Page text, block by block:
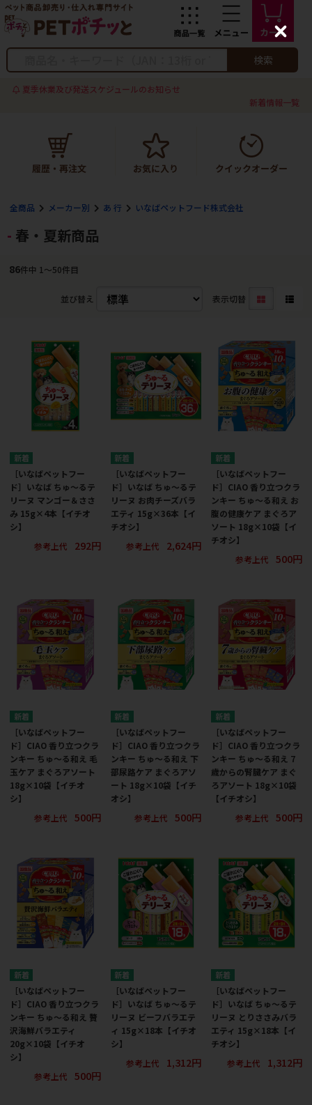
検索
夏季休業及び発送スケジュールのお知らせ
新着情報一覧
全商品 メーカー別 あ 行 いなばペットフード株式会社
春・夏新商品
86件中 1〜50件目
並び替え 表示切替
［いなばペットフー
ド］いなば ちゅ～るテ
リーヌ マンゴー＆ささ
み 15g×4本【イチオ
シ】
参考上代
292円
［いなばペットフー
ド］いなば ちゅ～るテ
リーヌ お肉チーズバラ
エティ 15g×36本【イ
チオシ】
参考上代
2,624円
［いなばペットフー
ド］CIAO 香り立つクラ
ンキー ちゅ～る和え お
腹の健康ケア まぐろア
ソート 18g×10袋【イ
チオシ】
参考上代
500円
［いなばペットフー
ド］CIAO 香り立つクラ
ンキー ちゅ～る和え 毛
玉ケア まぐろアソート
18g×10袋【イチオ
シ】
参考上代
500円
［いなばペットフー
ド］CIAO 香り立つクラ
ンキー ちゅ～る和え 下
部尿路ケア まぐろアソ
ート 18g×10袋【イチ
オシ】
参考上代
500円
［いなばペットフー
ド］CIAO 香り立つクラ
ンキー ちゅ～る和え 7
歳からの腎臓ケア まぐ
ろアソート 18g×10袋
【イチオシ】
参考上代
500円
［いなばペットフー
ド］CIAO 香り立つクラ
ンキー ちゅ～る和え 贅
沢海鮮バラエティ
20g×10袋【イチオ
シ】
参考上代
500円
［いなばペットフー
ド］いなば ちゅ～るテ
リーヌ ビーフバラエテ
ィ 15g×18本【イチオ
シ】
参考上代
1,312円
［いなばペットフー
ド］いなば ちゅ～るテ
リーヌ とりささみバラ
エティ 15g×18本【イ
チオシ】
参考上代
1,312円
C
l
s